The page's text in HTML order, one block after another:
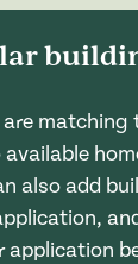
matching
available
also add